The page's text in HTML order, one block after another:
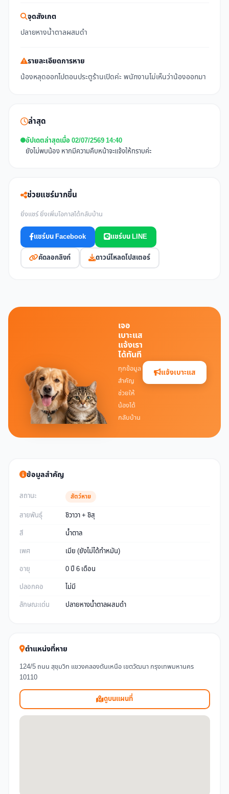
จุดสังเกต
ปลายหางน้ำตาลผสมดำ
รายละเอียดการหาย
น้องหลุดออกไปตอนประตูร้านเปิดค่ะ พนักงานไม่เห็นว่าน้องออกมา
ล่าสุด
อัปเดตล่าสุดเมื่อ 02/07/2569 14:40
ยังไม่พบน้อง หากมีความคืบหน้าจะแจ้งให้ทราบค่ะ
ช่วยแชร์มากขึ้น
ยิ่งแชร์ ยิ่งเพิ่มโอกาสได้กลับบ้าน
แชร์บน Facebook แชร์บน LINE
คัดลอกลิงก์ ดาวน์โหลดโปสเตอร์
เจอ
เบาะแส
แจ้งเรา
ได้ทันที
ทุกข้อมูล
สำคัญ
ช่วยให้
น้องได้
กลับบ้าน
แจ้งเบาะแส
ข้อมูลสำคัญ
สถานะ สัตว์หาย
สายพันธุ์
ชิวาวา + ชิสุ
สี
น้ำตาล
เพศ
เมีย (ยังไม่ได้ทำหมัน)
อายุ
0 ปี 6 เดือน
ปลอกคอ
ไม่มี
ลักษณะเด่น
ปลายหางน้ำตาลผสมดำ
ตำแหน่งที่หาย
124/5 ถนน สุขุมวิท แขวงคลองตันเหนือ เขตวัฒนา กรุงเทพมหานคร
10110
ดูบนแผนที่